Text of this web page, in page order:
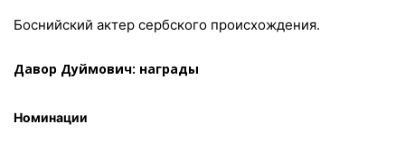
Боснийский актер сербского происхождения.
Давор Дуймович: награды
Номинации